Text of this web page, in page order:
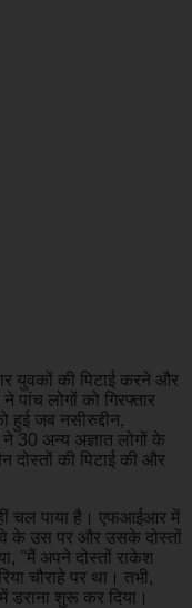
युवकों की पिटाई करने और
लोगों को गिरफ्तार
जब नसीरुद्दीन,
30 अन्य अज्ञात लोगों के
दोस्तों की पिटाई की और
चल पाया है। एफआईआर में
के उस पर और उसके दोस्तों
''मैं अपने दोस्तों राकेश
चौराहे पर था। तभी,
डराना शुरू कर दिया।